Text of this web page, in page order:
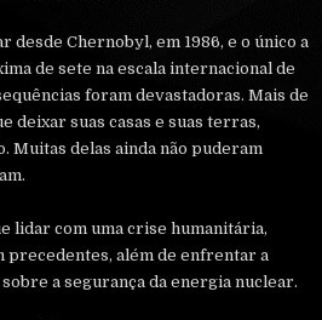
desde Chernobyl, em 1986, e o único a
de sete na escala internacional de
foram devastadoras. Mais de
deixar suas casas e suas terras,
Muitas delas ainda não puderam
lidar com uma crise humanitária,
precedentes, além de enfrentar a
a segurança da energia nuclear.